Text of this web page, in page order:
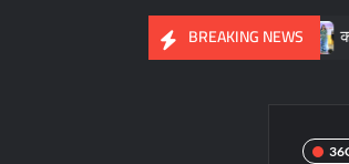
BREAKING NEWS
ग्रामीण उद्यमिता की बने मिसाल कोसा